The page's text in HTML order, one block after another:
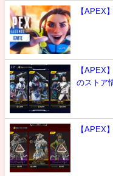
【APEX
【APEX
のストア
【APEX